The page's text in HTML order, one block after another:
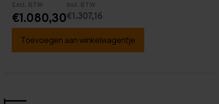
Excl. BTW
€1.080,30
Incl. BTW
€1.307,16
Toevoegen aan winkelwagentje